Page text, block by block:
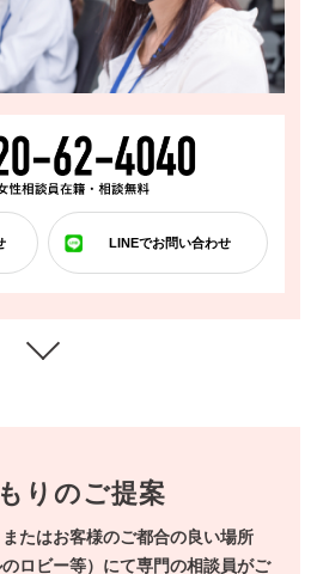
LINEでお問い合わせ
りのご提案
たはお客様のご都合の良い場所
のロビー等）にて専門の相談員がご